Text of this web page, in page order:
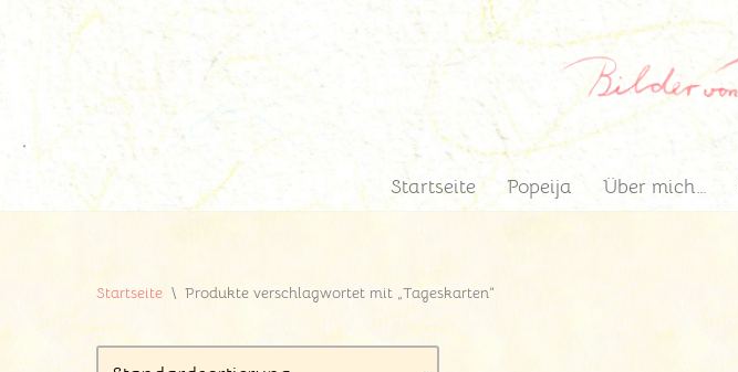
Startseite Popeija Über mich…
Startseite \ Produkte verschlagwortet mit „Tageskarten“